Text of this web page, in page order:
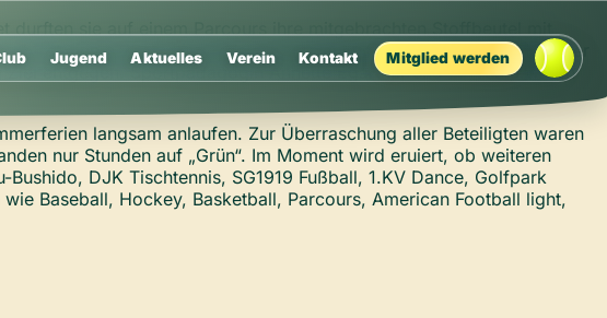
Jugend Aktuelles Verein Kontakt Mitglied werden
durften sie auf einem Parcours ihre mitgebrachten Stoffbeutel mit
galt es, fliegenden „Kanonenkugeln“ auszuweichen. Tapfer
entgegen. Sportpädagogin Annette Egartner und ihr Team waren
langsam anlaufen. Zur Überraschung aller Beteiligten waren
nur Stunden auf „Grün“. Im Moment wird eruiert, ob weiteren
DJK Tischtennis, SG1919 Fußball, 1.KV Dance, Golfpark
Baseball, Hockey, Basketball, Parcours, American Football light,